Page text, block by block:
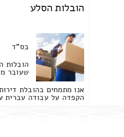
הובלות הסלע
בס"ד
הובלות
שעובר
אנו מתמחים בהובלת
הקפדה על עבודה עברית